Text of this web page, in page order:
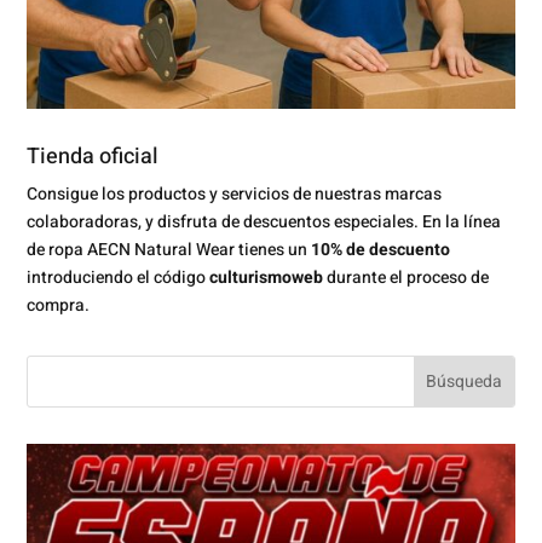
Tienda oficial
Consigue los productos y servicios de nuestras marcas
colaboradoras, y disfruta de descuentos especiales. En la línea
de ropa AECN Natural Wear tienes un 10% de descuento
introduciendo el códigoculturismowebdurante el proceso de
compra.